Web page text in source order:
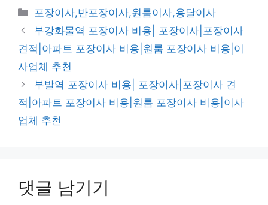
카
테
고
리
포장이사,반포장이사,원룸이사,용달이사
부강화물역 포장이사 비용| 포장이사|포장이사
견적|아파트 포장이사 비용|원룸 포장이사 비용|이
사업체 추천
부발역 포장이사 비용| 포장이사|포장이사 견
적|아파트 포장이사 비용|원룸 포장이사 비용|이사
업체 추천
댓글 남기기